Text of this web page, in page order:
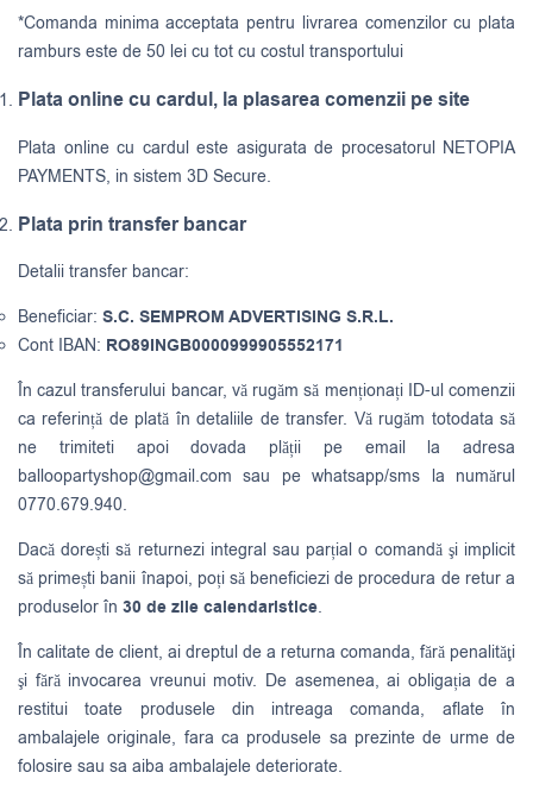
*Comanda minima acceptata pentru livrarea comenzilor cu plata
ramburs este de 50 lei cu tot cu costul transportului
Plata online cu cardul, la plasarea comenzii pe site
Plata online cu cardul este asigurata de procesatorul NETOPIA
PAYMENTS, in sistem 3D Secure.
Plata prin transfer bancar
Detalii transfer bancar:
Beneficiar: S.C. SEMPROM ADVERTISING S.R.L.
Cont IBAN: RO89INGB0000999905552171
În cazul transferului bancar, vă rugăm să menționați ID-ul comenzii
ca referință de plată în detaliile de transfer. Vă rugăm totodata să
ne trimiteti apoi dovada plății pe email la adresa
balloopartyshop@gmail.com sau pe whatsapp/sms la numărul
0770.679.940.
Dacă dorești să returnezi integral sau parțial o comandă şi implicit
să primești banii înapoi, poți să beneficiezi de procedura de retur a
produselor în 30 de zile calendaristice.
În calitate de client, ai dreptul de a returna comanda, fără penalităţi
şi fără invocarea vreunui motiv. De asemenea, ai obligația de a
restitui toate produsele din intreaga comanda, aflate în
ambalajele originale, fara ca produsele sa prezinte de urme de
folosire sau sa aiba ambalajele deteriorate.